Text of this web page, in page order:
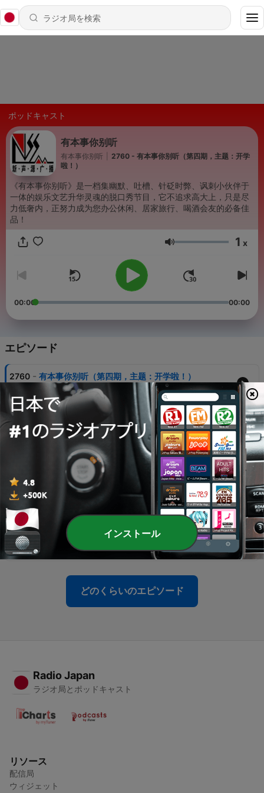
ポッドキャスト
有本事你别听
有本事你别听
2760 - 有本事你别听（第四期，主题：开学
啦！）
《有本事你别听》是一档集幽默、吐槽、针砭时弊、讽刺小伙伴于
一体的娱乐文艺升华灵魂的脱口秀节目，它不追求高大上，只是尽
力低奢内，正努力成为您办公休闲、居家旅行、喝酒会友的必备佳
品！
音量 1 x
00:00 00:00
エピソード
2760 - 有本事你别听（第四期，主题：开学啦！）
2759 -
有本事你别听（102期，主题：世界上最遥远的距离
是啥子哟？）
12 1月 2015
有本事你别听（335期 主题：“烦”你Gun粗去！）
2757 - 有本事你别听（334期 主题：你被“逼”了么？）
30 12月 2015
2756 - 有本事你别听（333期 主题：教你如何逆袭学霸！）
29 12月 2015
どのくらいのエピソード
Radio Japan
ラジオ局とポッドキャスト
リソース
配信局
ウィジェット
インストール